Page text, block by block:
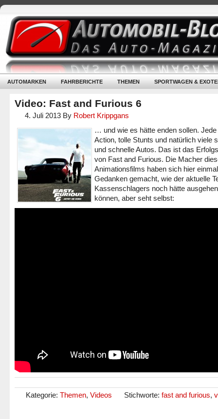
AUTOMARKEN FAHRBERICHTE THEMEN SPORTWAGEN &
Video: Fast and Furious 6
4. Juli 2013 By Robert Krippgans
… und wie es hätte enden sollen.
Action, tolle Stunts und natürlich viele
und schnelle Autos. Das ist das
von Fast and Furious. Die Macher
Animationsfilms haben sich hier einmal
Gedanken gemacht, wie der aktuelle
Kassenschlagers noch hätte ausgehen
können, aber seht selbst:
Kategorie: Themen, Videos Stichworte: fast and furious,